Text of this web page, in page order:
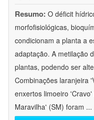
Resumo: O déficit
morfofisiológicas,
condicionam a planta a
adaptação. A metilação
plantas, podendo ser
Combinações laranjeira
enxertos limoeiro
Maravilha' (SM) foram ...